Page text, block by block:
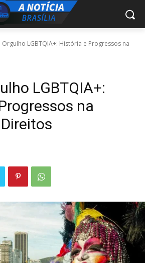
Orgulho LGBTQIA+: História e Progressos na
LGBTQIA+:
na